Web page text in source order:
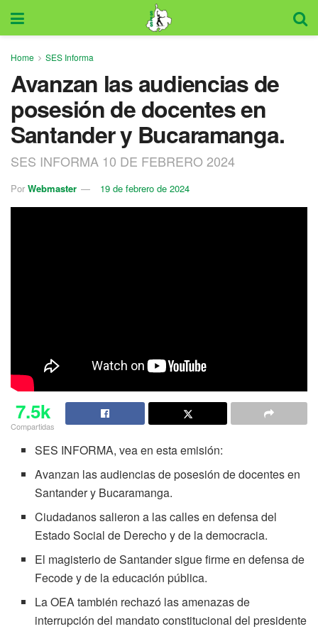
Home SES Informa
Avanzan las audiencias de
posesión de docentes en
Santander y Bucaramanga.
SES INFORMA 10 DE FEBRERO 2024
Por Webmaster 19 de febrero de 2024
7.5k
Compartidas
SES INFORMA, vea en esta emisión:
Avanzan las audiencias de posesión de docentes en
Santander y Bucaramanga.
Ciudadanos salieron a las calles en defensa del
Estado Social de Derecho y de la democracia.
El magisterio de Santander sigue firme en defensa de
Fecode y de la educación pública.
La OEA también rechazó las amenazas de
interrupción del mandato constitucional del presidente